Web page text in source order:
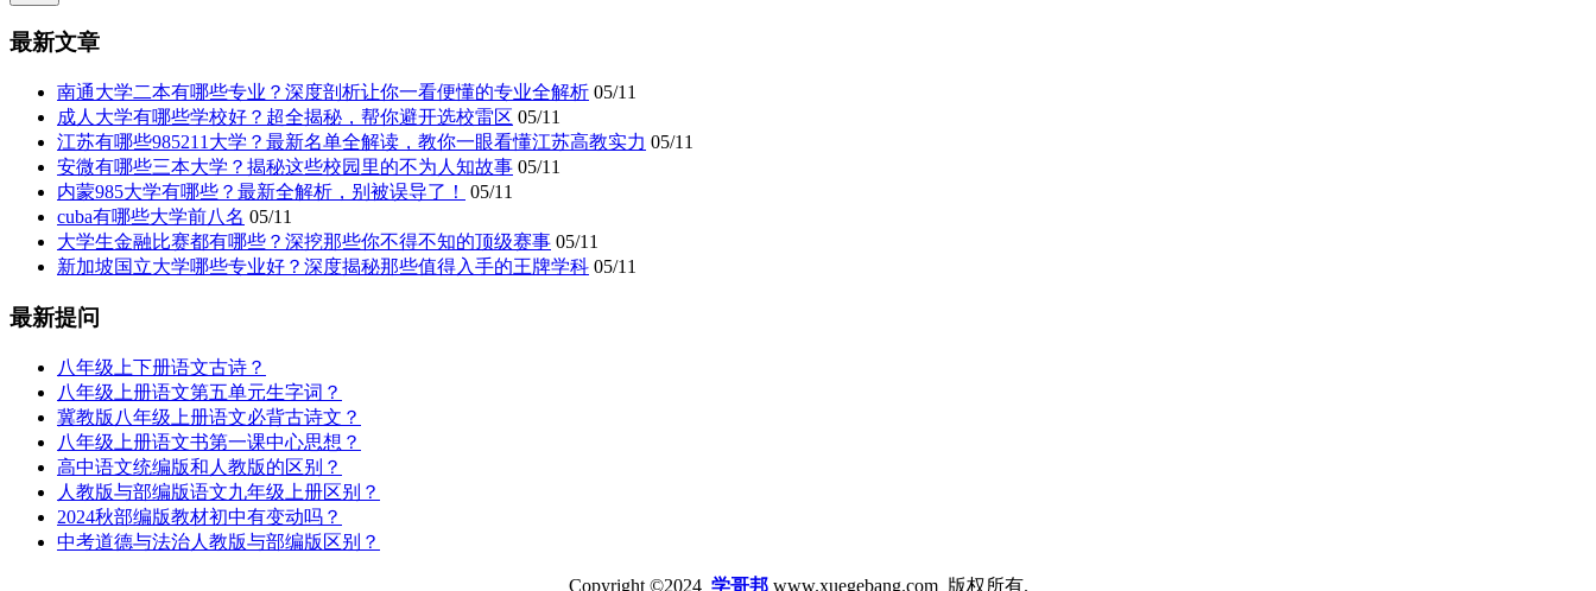
最新文章
南通大学二本有哪些专业？深度剖析让你一看便懂的专业全解析 05/11
成人大学有哪些学校好？超全揭秘，帮你避开选校雷区 05/11
江苏有哪些985211大学？最新名单全解读，教你一眼看懂江苏高教实力 05/11
安微有哪些三本大学？揭秘这些校园里的不为人知故事 05/11
内蒙985大学有哪些？最新全解析，别被误导了！
05/11
cuba有哪些大学前八名 05/11
大学生金融比赛都有哪些？深挖那些你不得不知的顶级赛事 05/11
新加坡国立大学哪些专业好？深度揭秘那些值得入手的王牌学科 05/11
最新提问
八年级上下册语文古诗？
八年级上册语文第五单元生字词？
冀教版八年级上册语文必背古诗文？
八年级上册语文书第一课中心思想？
高中语文统编版和人教版的区别？
人教版与部编版语文九年级上册区别？
2024秋部编版教材初中有变动吗？
中考道德与法治人教版与部编版区别？
Copyright ©2024 学哥邦www.xuegebang.com 版权所有.